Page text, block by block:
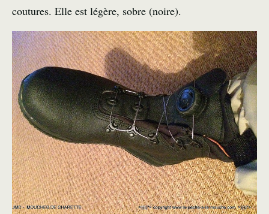
coutures. Elle est légère, sobre (noire).